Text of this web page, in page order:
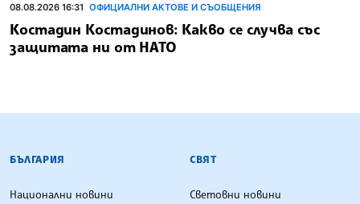
08.08.2026 16:31 ОФИЦИАЛНИ АКТОВЕ И СЪОБЩЕНИЯ
Костадин Костадинов: Какво се случва със
защитата ни от НАТО
БЪЛГАРСКА ТЕЛЕГРАФНА АГЕНЦИЯ
БЪЛГАРИЯ
Национални новини
СВЯТ
Световни новини